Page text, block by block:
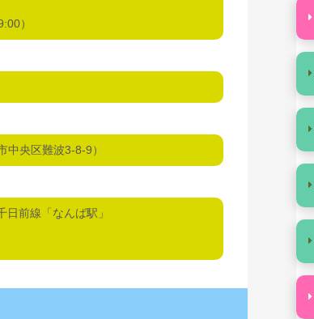
）
中央区難波3-8-9）
前線「なんば駅」